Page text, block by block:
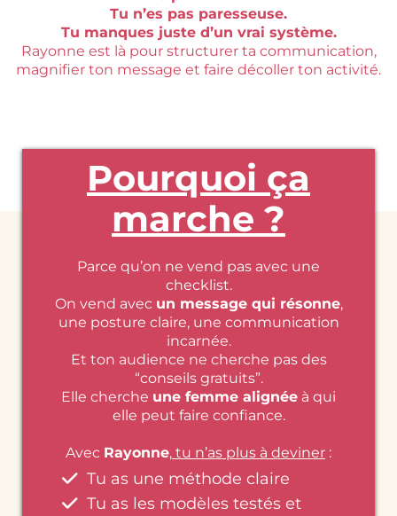
Tu n’es pas paresseuse.
Tu manques juste d’un vrai système.
Rayonne est là pour structurer ta communication,
magnifier ton message et faire décoller ton activité.
Pourquoi ça
marche ?
Parce qu’on ne vend pas avec une
checklist.
On vend avec un message qui résonne,
une posture claire, une communication
incarnée.
Et ton audience ne cherche pas des
“conseils gratuits”.
Elle cherche une femme alignée à qui
elle peut faire confiance.
Avec Rayonne, tu n’as plus à deviner :
Tu as une méthode claire
Tu as les modèles testés et